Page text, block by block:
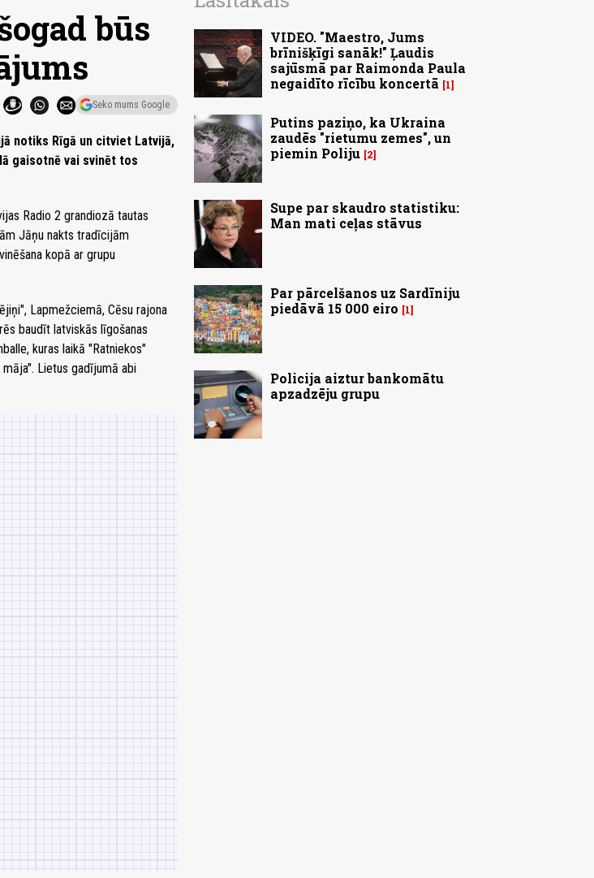
būs
Seko mums Google
notiks Rīgā un citviet Latvijā,
gaisotnē vai svinēt tos
Radio 2 grandiozā tautas
Jāņu nakts tradīcijām
kopā ar grupu
Lapmežciemā, Cēsu rajona
baudīt latviskās līgošanas
kuras laikā "Ratniekos"
Lietus gadījumā abi
VIDEO. "Maestro, Jums
brīnišķīgi sanāk!" Ļaudis
sajūsmā par Raimonda Paula
negaidīto rīcību koncertā
1
Putins paziņo, ka Ukraina
zaudēs "rietumu zemes", un
piemin Poliju 2
Supe par skaudro statistiku:
Man mati ceļas stāvus
Par pārcelšanos uz Sardīniju
piedāvā 15 000 eiro
1
Policija aiztur bankomātu
apzadzēju grupu